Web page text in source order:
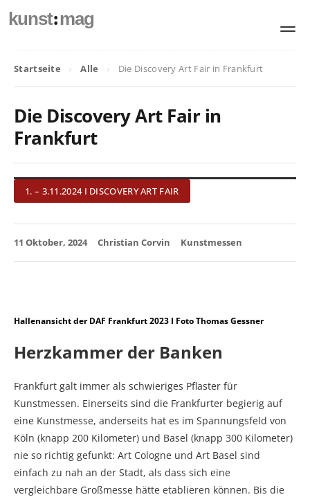
kunst:mag
Startseite Alle Die Discovery Art Fair in Frankfurt
Die Discovery Art Fair in
Frankfurt
1. – 3.11.2024 I DISCOVERY ART FAIR
11 Oktober, 2024 Christian Corvin Kunstmessen
Hallenansicht der DAF Frankfurt 2023 I Foto Thomas Gessner
Herzkammer der Banken
Frankfurt galt immer als schwieriges Pflaster für
Kunstmessen. Einerseits sind die Frankfurter begierig auf
eine Kunstmesse, anderseits hat es im Spannungsfeld von
Köln (knapp 200 Kilometer) und Basel (knapp 300 Kilometer)
nie so richtig gefunkt: Art Cologne und Art Basel sind
einfach zu nah an der Stadt, als dass sich eine
vergleichbare Großmesse hätte etablieren können. Bis die